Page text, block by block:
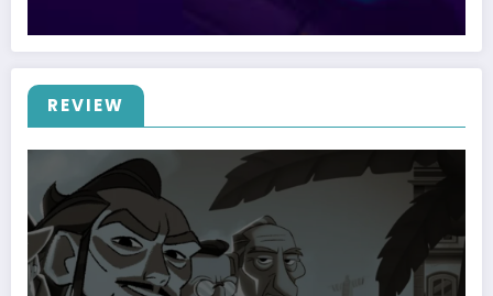
REVIEW